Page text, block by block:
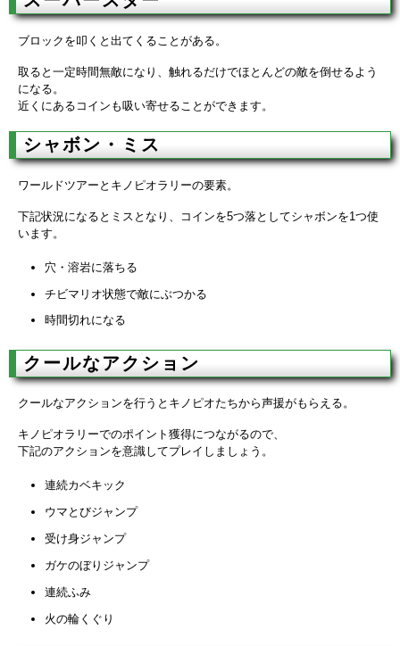
ブロックを叩くと出てくることがある。
取ると一定時間無敵になり、触れるだけでほとんどの敵を倒せるよう
になる。
近くにあるコインも吸い寄せることができます。
シャボン・ミス
ワールドツアーとキノピオラリーの要素。
下記状況になるとミスとなり、コインを5つ落としてシャボンを1つ使
います。
穴・溶岩に落ちる
チビマリオ状態で敵にぶつかる
時間切れになる
クールなアクション
クールなアクションを行うとキノピオたちから声援がもらえる。
キノピオラリーでのポイント獲得につながるので、
下記のアクションを意識してプレイしましょう。
連続カベキック
ウマとびジャンプ
受け身ジャンプ
ガケのぼりジャンプ
連続ふみ
火の輪くぐり